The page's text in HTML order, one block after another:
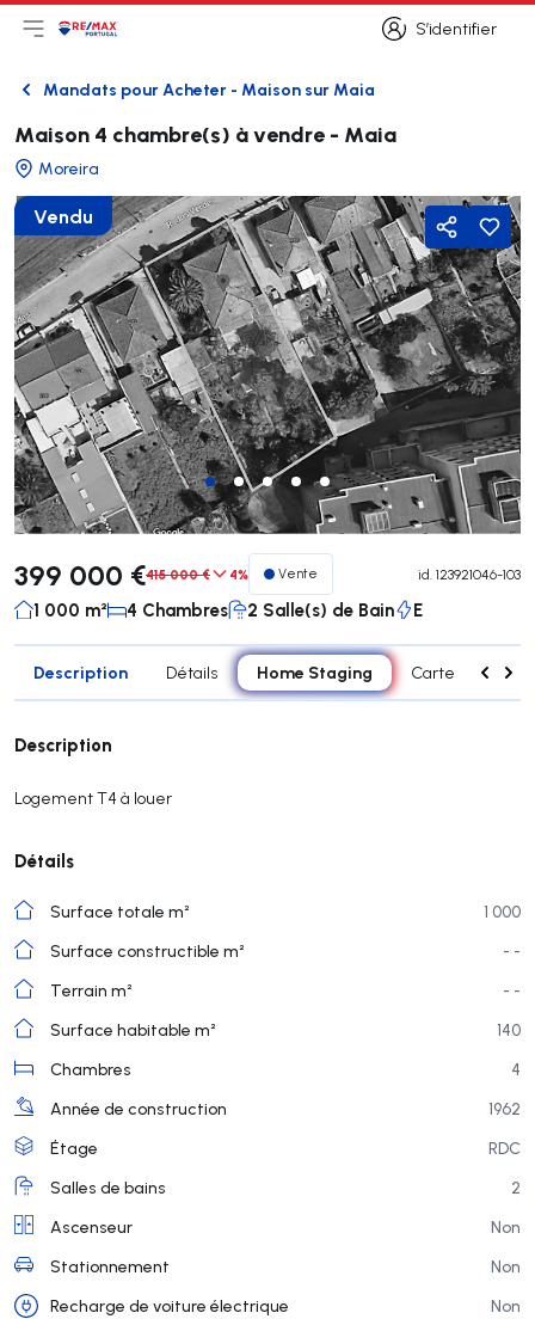
S’identifier
S’identifier
Ouvrir le menu principal
LogoAller à la page d’accueil
RetourMandats pour Acheter - Maison sur Maia
Maison 4 chambre(s) à vendre - Maia
Moreira
Vendu
Partager
399 000 €415 000 € 4% Vente id. 123921046-103
1 000 m² 4 Chambres 2 Salle(s) de Bain E
Description Détails Home Staging Carte
Description
Logement T4 à louer
Détails
Surface totale m²
1 000
Surface constructible m²
- -
Terrain m²
- -
Surface habitable m²
140
Chambres
4
Année de construction
1962
Étage
RDC
Salles de bains
2
Ascenseur
Non
Stationnement
Non
Recharge de voiture électrique
Non